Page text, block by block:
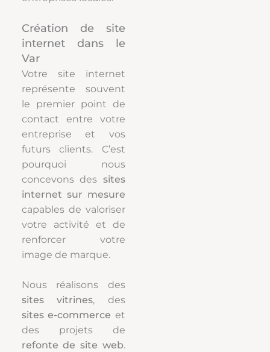
Création de site
internet dans le
Var
Votre site internet
représente souvent
le premier point de
contact entre votre
entreprise et vos
futurs clients. C’est
pourquoi nous
concevons des sites
internet sur mesure
capables de valoriser
votre activité et de
renforcer votre
image de marque.
Nous réalisons des
sites vitrines, des
sites e-commerce et
des projets de
refonte de site web.